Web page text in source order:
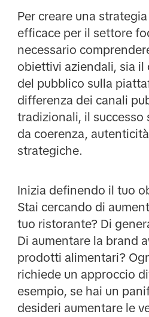
Per creare una
efficace per il settore
necessario
obiettivi aziendali, sia il
del pubblico sulla
differenza dei canali
tradizionali, il successo
da coerenza,
strategiche.
Inizia definendo il tuo
Stai cercando di
tuo ristorante? Di
Di aumentare la brand
prodotti alimentari?
richiede un approccio
esempio, se hai un
desideri aumentare le